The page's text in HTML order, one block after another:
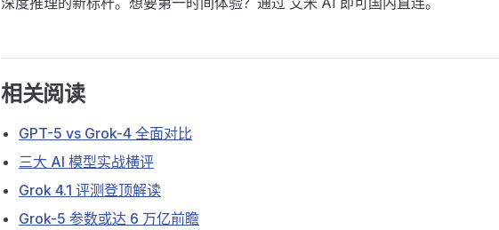
相关阅读
GPT-5 vs Grok-4 全面对比
三大 AI 模型实战横评
Grok 4.1 评测登顶解读
Grok-5 参数或达 6 万亿前瞻